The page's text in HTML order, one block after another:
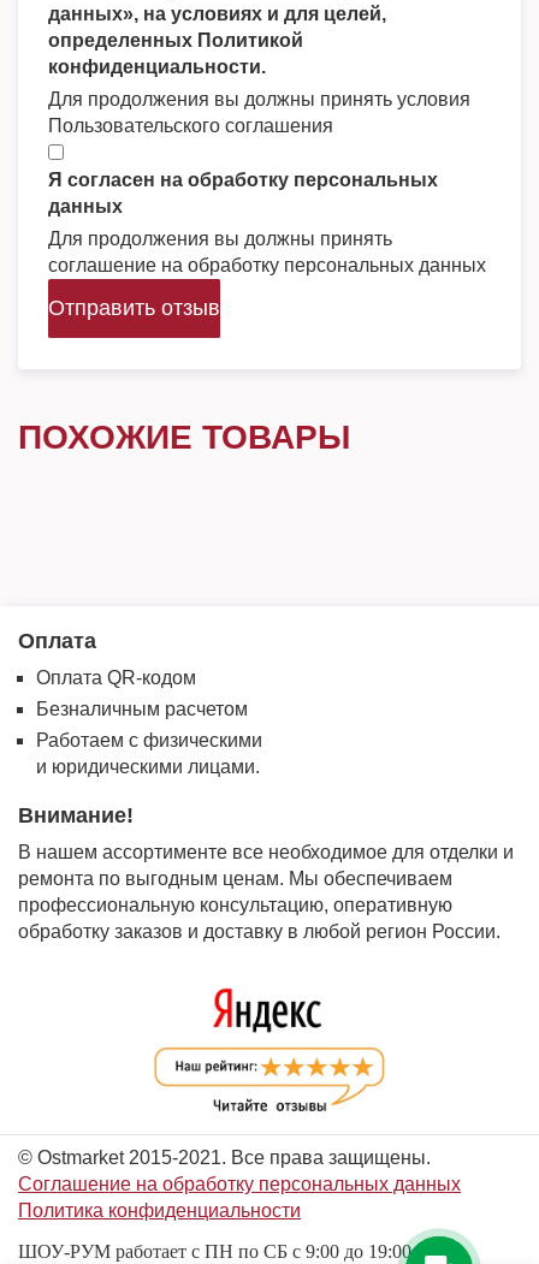
данных», на условиях и для целей,
определенных Политикой
конфиденциальности.
Для продолжения вы должны принять условия
Пользовательского соглашения
Я согласен на обработку персональных
данных
Для продолжения вы должны принять
соглашение на обработку персональных данных
Отправить отзыв
ПОХОЖИЕ ТОВАРЫ
Оплата
Оплата QR-кодом
Безналичным расчетом
Работаем с физическими
и юридическими лицами.
Внимание!
В нашем ассортименте все необходимое для отделки и
ремонта по выгодным ценам. Мы обеспечиваем
профессиональную консультацию, оперативную
обработку заказов и доставку в любой регион России.
© Ostmarket 2015-2021. Все права защищены.
Соглашение на обработку персональных данных
Политика конфиденциальности
ШОУ-РУМ работает с ПН по СБ с 9:00 до 19:00